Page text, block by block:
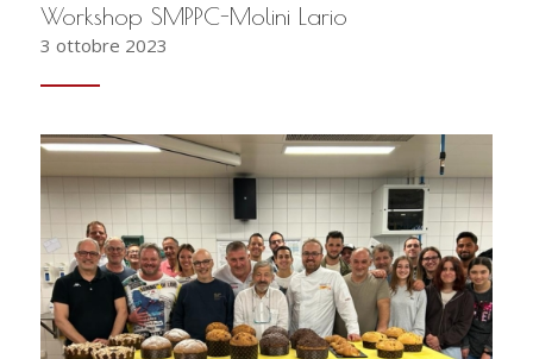
Workshop SMPPC-Molini Lario
3 ottobre 2023